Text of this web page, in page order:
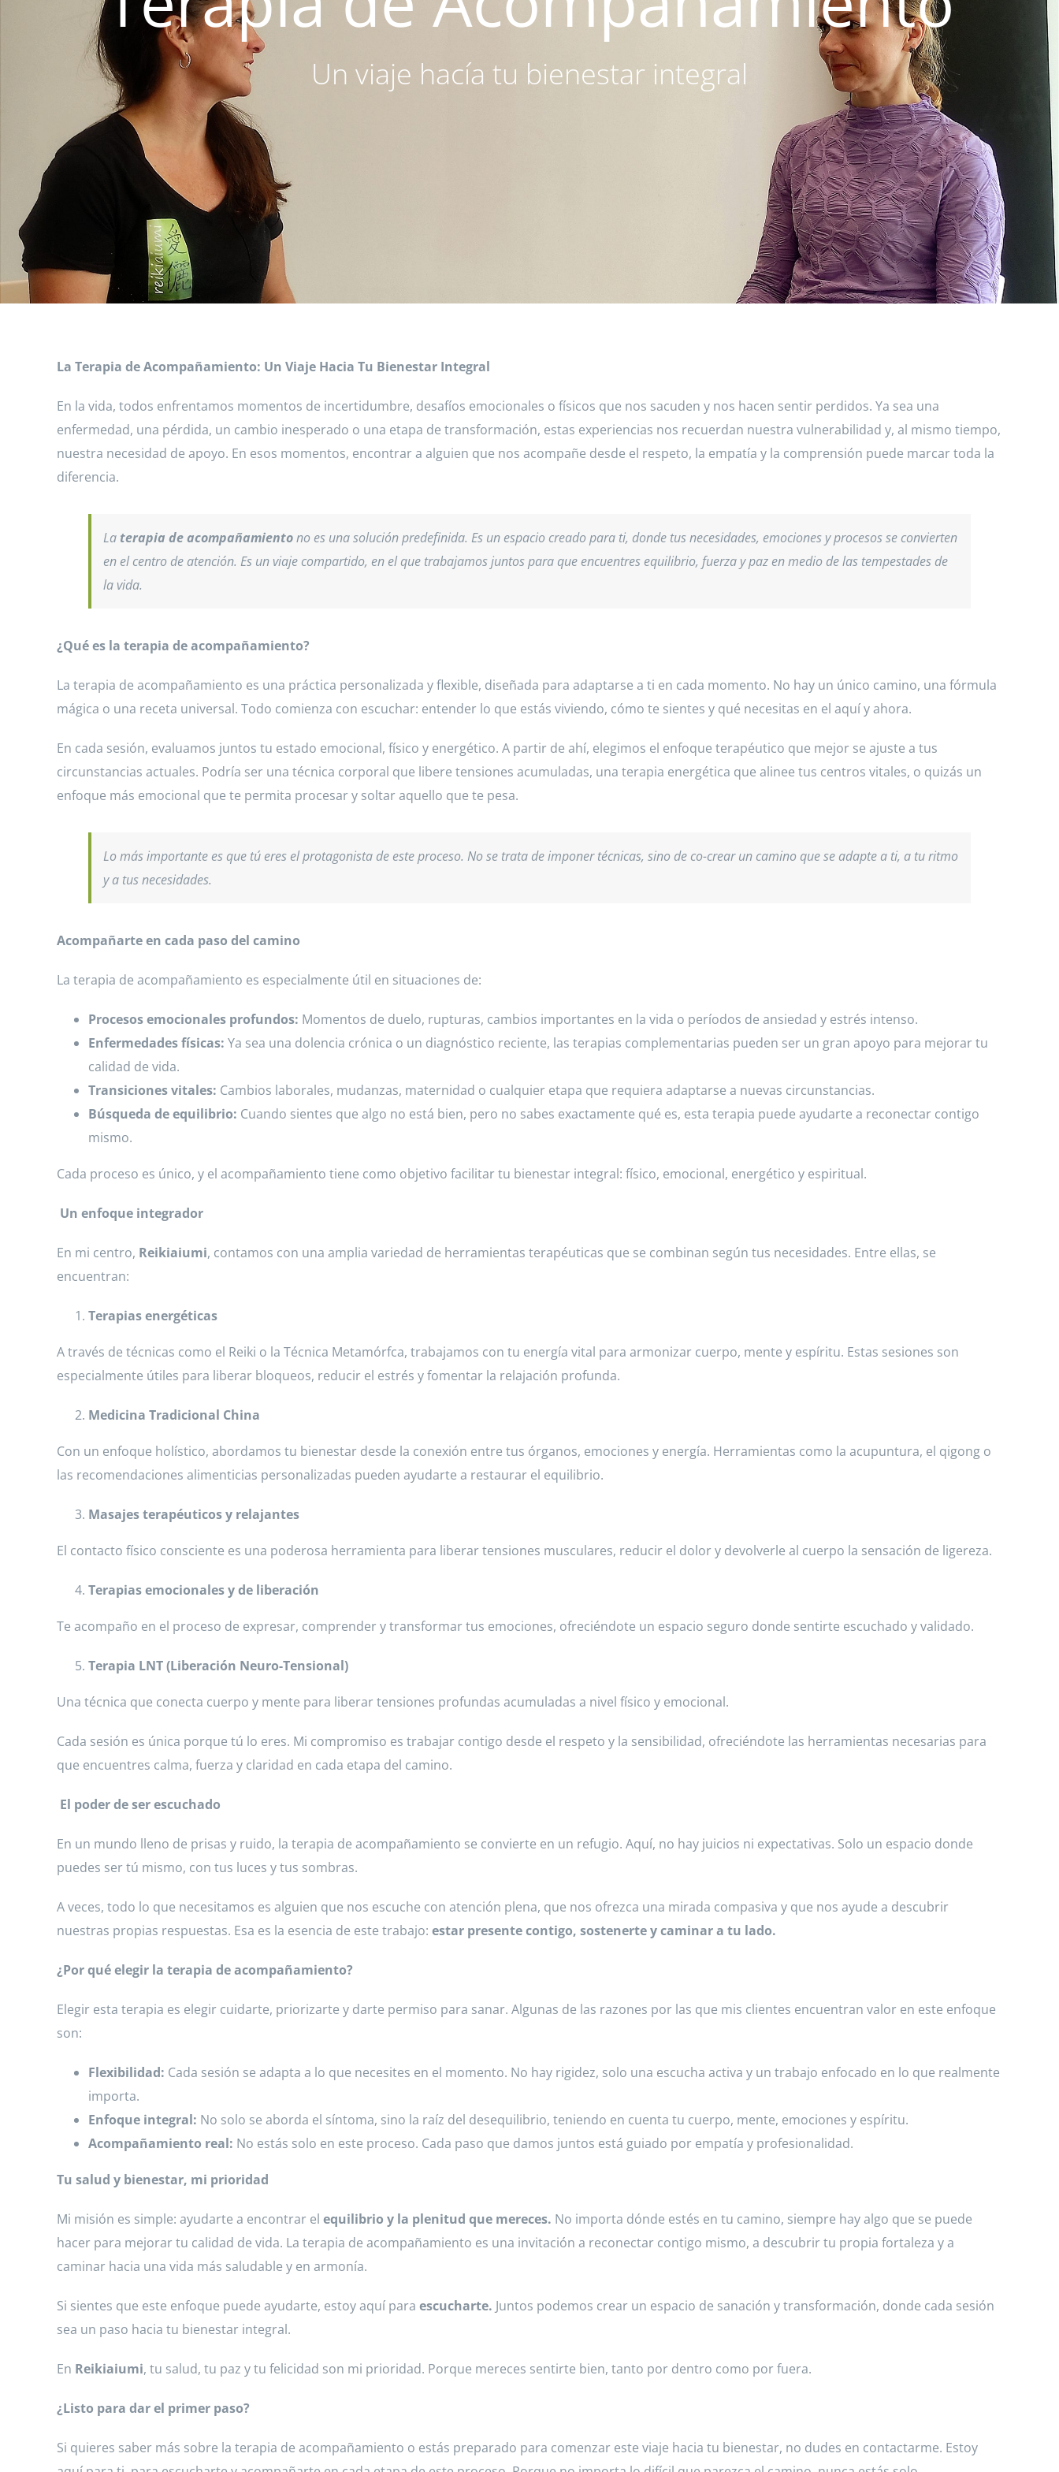
Un viaje hacía tu bienestar integral
La Terapia de Acompañamiento: Un Viaje Hacia Tu Bienestar Integral
En la vida, todos enfrentamos momentos de incertidumbre, desafíos emocionales o físicos que nos sacuden y nos hacen sentir perdidos. Ya sea una
enfermedad, una pérdida, un cambio inesperado o una etapa de transformación, estas experiencias nos recuerdan nuestra vulnerabilidad y, al mismo tiempo,
nuestra necesidad de apoyo. En esos momentos, encontrar a alguien que nos acompañe desde el respeto, la empatía y la comprensión puede marcar toda la
diferencia.
La terapia de acompañamientono es una solución predefinida. Es un espacio creado para ti, donde tus necesidades, emociones y procesos se convierten
en el centro de atención. Es un viaje compartido, en el que trabajamos juntos para que encuentres equilibrio, fuerza y paz en medio de las tempestades de
la vida.
¿Qué es la terapia de acompañamiento?
La terapia de acompañamiento es una práctica personalizada y flexible, diseñada para adaptarse a ti en cada momento. No hay un único camino, una fórmula
mágica o una receta universal. Todo comienza con escuchar: entender lo que estás viviendo, cómo te sientes y qué necesitas en el aquí y ahora.
En cada sesión, evaluamos juntos tu estado emocional, físico y energético. A partir de ahí, elegimos el enfoque terapéutico que mejor se ajuste a tus
circunstancias actuales. Podría ser una técnica corporal que libere tensiones acumuladas, una terapia energética que alinee tus centros vitales, o quizás un
enfoque más emocional que te permita procesar y soltar aquello que te pesa.
Lo más importante es que tú eres el protagonista de este proceso. No se trata de imponer técnicas, sino de co-crear un camino que se adapte a ti, a tu ritmo
y a tus necesidades.
Acompañarte en cada paso del camino
La terapia de acompañamiento es especialmente útil en situaciones de:
Procesos emocionales profundos: Momentos de duelo, rupturas, cambios importantes en la vida o períodos de ansiedad y estrés intenso.
Enfermedades físicas: Ya sea una dolencia crónica o un diagnóstico reciente, las terapias complementarias pueden ser un gran apoyo para mejorar tu
calidad de vida.
Transiciones vitales: Cambios laborales, mudanzas, maternidad o cualquier etapa que requiera adaptarse a nuevas circunstancias.
Búsqueda de equilibrio: Cuando sientes que algo no está bien, pero no sabes exactamente qué es, esta terapia puede ayudarte a reconectar contigo
mismo.
Cada proceso es único, y el acompañamiento tiene como objetivo facilitar tu bienestar integral: físico, emocional, energético y espiritual.
Un enfoque integrador
En mi centro, Reikiaiumi, contamos con una amplia variedad de herramientas terapéuticas que se combinan según tus necesidades. Entre ellas, se
encuentran:
Terapias energéticas
A través de técnicas como el Reiki o la Técnica Metamórfca, trabajamos con tu energía vital para armonizar cuerpo, mente y espíritu. Estas sesiones son
especialmente útiles para liberar bloqueos, reducir el estrés y fomentar la relajación profunda.
Medicina Tradicional China
Con un enfoque holístico, abordamos tu bienestar desde la conexión entre tus órganos, emociones y energía. Herramientas como la acupuntura, el qigong o
las recomendaciones alimenticias personalizadas pueden ayudarte a restaurar el equilibrio.
Masajes terapéuticos y relajantes
El contacto físico consciente es una poderosa herramienta para liberar tensiones musculares, reducir el dolor y devolverle al cuerpo la sensación de ligereza.
Terapias emocionales y de liberación
Te acompaño en el proceso de expresar, comprender y transformar tus emociones, ofreciéndote un espacio seguro donde sentirte escuchado y validado.
Terapia LNT (Liberación Neuro-Tensional)
Una técnica que conecta cuerpo y mente para liberar tensiones profundas acumuladas a nivel físico y emocional.
Cada sesión es única porque tú lo eres. Mi compromiso es trabajar contigo desde el respeto y la sensibilidad, ofreciéndote las herramientas necesarias para
que encuentres calma, fuerza y claridad en cada etapa del camino.
El poder de ser escuchado
En un mundo lleno de prisas y ruido, la terapia de acompañamiento se convierte en un refugio. Aquí, no hay juicios ni expectativas. Solo un espacio donde
puedes ser tú mismo, con tus luces y tus sombras.
A veces, todo lo que necesitamos es alguien que nos escuche con atención plena, que nos ofrezca una mirada compasiva y que nos ayude a descubrir
nuestras propias respuestas. Esa es la esencia de este trabajo: estar presente contigo, sostenerte y caminar a tu lado.
¿Por qué elegir la terapia de acompañamiento?
Elegir esta terapia es elegir cuidarte, priorizarte y darte permiso para sanar. Algunas de las razones por las que mis clientes encuentran valor en este enfoque
son:
Flexibilidad: Cada sesión se adapta a lo que necesites en el momento. No hay rigidez, solo una escucha activa y un trabajo enfocado en lo que realmente
importa.
Enfoque integral: No solo se aborda el síntoma, sino la raíz del desequilibrio, teniendo en cuenta tu cuerpo, mente, emociones y espíritu.
Acompañamiento real: No estás solo en este proceso. Cada paso que damos juntos está guiado por empatía y profesionalidad.
Tu salud y bienestar, mi prioridad
Mi misión es simple: ayudarte a encontrar el equilibrio y la plenitud que mereces. No importa dónde estés en tu camino, siempre hay algo que se puede
hacer para mejorar tu calidad de vida. La terapia de acompañamiento es una invitación a reconectar contigo mismo, a descubrir tu propia fortaleza y a
caminar hacia una vida más saludable y en armonía.
Si sientes que este enfoque puede ayudarte, estoy aquí para escucharte. Juntos podemos crear un espacio de sanación y transformación, donde cada sesión
sea un paso hacia tu bienestar integral.
En Reikiaiumi, tu salud, tu paz y tu felicidad son mi prioridad. Porque mereces sentirte bien, tanto por dentro como por fuera.
¿Listo para dar el primer paso?
Si quieres saber más sobre la terapia de acompañamiento o estás preparado para comenzar este viaje hacia tu bienestar, no dudes en contactarme. Estoy